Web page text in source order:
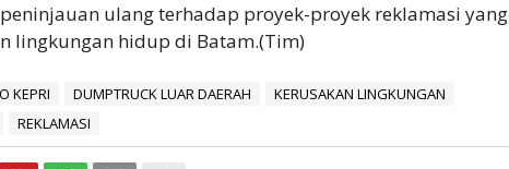
ulang terhadap proyek-proyek reklamasi yang
lingkungan hidup di Batam.(Tim)
KEPRI DUMPTRUCK LUAR DAERAH
KERUSAKAN LINGKUNGAN
REKLAMASI